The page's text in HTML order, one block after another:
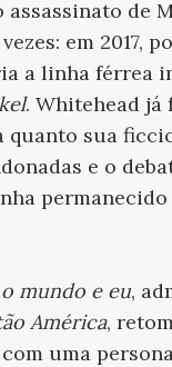
de
em 2017,
a linha férrea
. Whitehead
quanto sua
e o
mundo e eu,
América,
uma